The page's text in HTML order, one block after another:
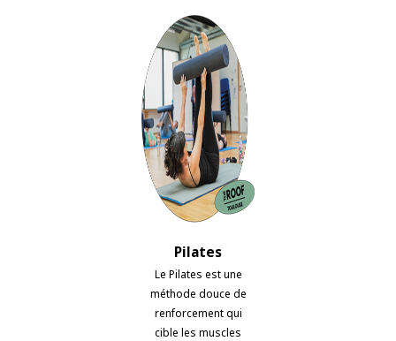
Pilates
Le Pilates est une
méthode douce de
renforcement qui
cible les muscles